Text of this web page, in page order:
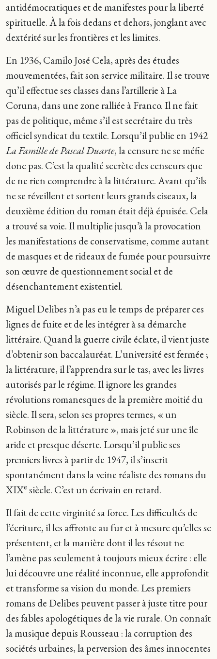
antidémocratiques et de manifestes pour la liberté
spirituelle. À la fois dedans et dehors, jonglant avec
dextérité sur les frontières et les limites.
En 1936, Camilo José Cela, après des études
mouvementées, fait son service militaire. Il se trouve
qu’il effectue ses classes dans l’artillerie à La
Coruna, dans une zone ralliée à Franco. Il ne fait
pas de politique, même s’il est secrétaire du très
officiel syndicat du textile. Lorsqu’il publie en 1942
La Famille de Pascal Duarte, la censure ne se méfie
donc pas. C’est la qualité secrète des censeurs que
de ne rien comprendre à la littérature. Avant qu’ils
ne se réveillent et sortent leurs grands ciseaux, la
deuxième édition du roman était déjà épuisée. Cela
a trouvé sa voie. Il multiplie jusqu’à la provocation
les manifestations de conservatisme, comme autant
de masques et de rideaux de fumée pour poursuivre
son œuvre de questionnement social et de
désenchantement existentiel.
Miguel Delibes n’a pas eu le temps de préparer ces
lignes de fuite et de les intégrer à sa démarche
littéraire. Quand la guerre civile éclate, il vient juste
d’obtenir son baccalauréat. L’université est fermée ;
la littérature, il l’apprendra sur le tas, avec les livres
autorisés par le régime. Il ignore les grandes
révolutions romanesques de la première moitié du
siècle. Il sera, selon ses propres termes, « un
Robinson de la littérature », mais jeté sur une île
aride et presque déserte. Lorsqu’il publie ses
premiers livres à partir de 1947, il s’inscrit
spontanément dans la veine réaliste des romans du
XIXe siècle. C’est un écrivain en retard.
Il fait de cette virginité sa force. Les difficultés de
l’écriture, il les affronte au fur et à mesure qu’elles se
présentent, et la manière dont il les résout ne
l’amène pas seulement à toujours mieux écrire : elle
lui découvre une réalité inconnue, elle approfondit
et transforme sa vision du monde. Les premiers
romans de Delibes peuvent passer à juste titre pour
des fables apologétiques de la vie rurale. On connaît
la musique depuis Rousseau : la corruption des
sociétés urbaines, la perversion des âmes innocentes